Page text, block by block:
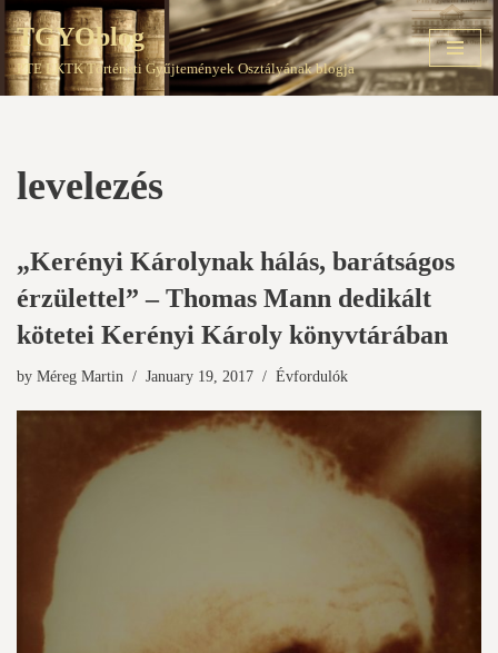
Skip
to
TGYOblog
PTE EKTK Történeti Gyűjtemények Osztályának blogja
levelezés
„Kerényi Károlynak hálás, barátságos
érzülettel” – Thomas Mann dedikált
kötetei Kerényi Károly könyvtárában
by Méreg Martin January 19, 2017 Évfordulók